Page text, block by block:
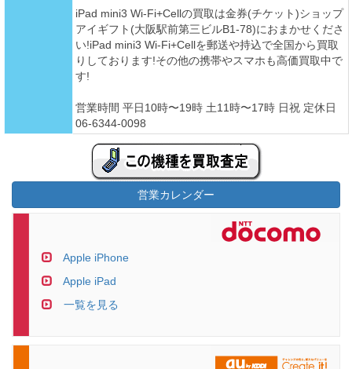
iPad mini3 Wi-Fi+Cellの買取は金券(チケット)ショップ
アイギフト(大阪駅前第三ビルB1-78)におまかせくださ
い!iPad mini3 Wi-Fi+Cellを郵送や持込で全国から買取
りしております!その他の携帯やスマホも高価買取中で
す!
営業時間 平日10時〜19時 土11時〜17時 日祝 定休日
06-6344-0098
営業カレンダー
Apple iPhone
Apple iPad
一覧を見る